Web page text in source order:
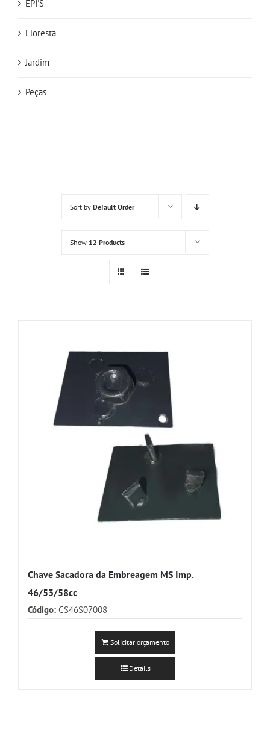
Sort by Default Order
Show 12 Products
Chave Sacadora da Embreagem MS Imp.
46/53/58cc
Código: CS46S07008
Solicitar orçamento
Details
EPI'S
Floresta
Jardim
Peças